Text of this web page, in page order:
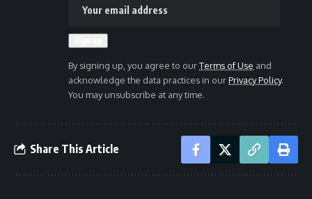
By signing up, you agree to ourTerms of Use and
acknowledge the data practices in ourPrivacy Policy.
You may unsubscribe at any time.
Share This Article